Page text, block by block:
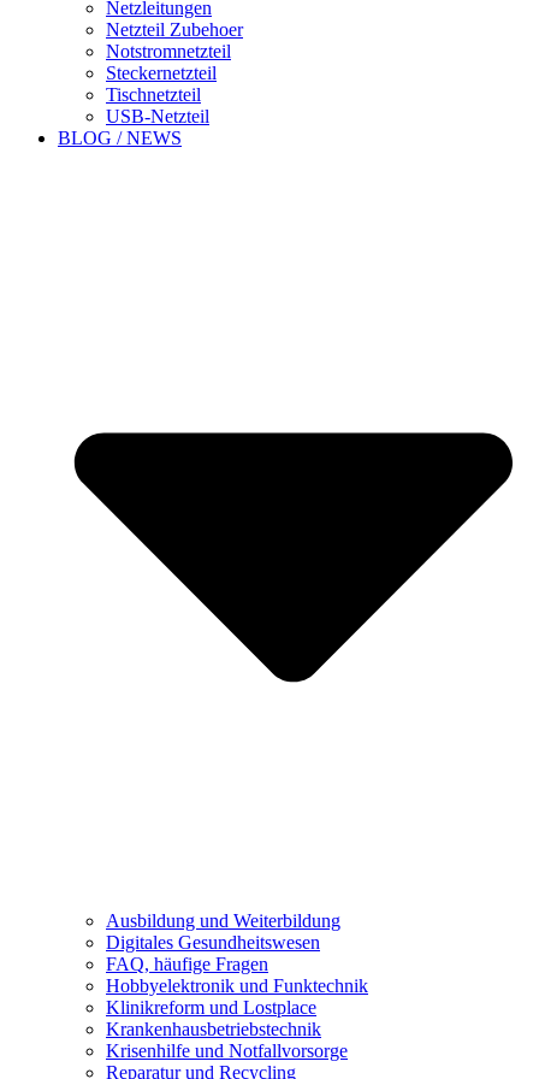
Netzleitungen
Netzteil Zubehoer
Notstromnetzteil
Steckernetzteil
Tischnetzteil
USB-Netzteil
BLOG / NEWS
Ausbildung und Weiterbildung
Digitales Gesundheitswesen
FAQ, häufige Fragen
Hobbyelektronik und Funktechnik
Klinikreform und Lostplace
Krankenhausbetriebstechnik
Krisenhilfe und Notfallvorsorge
Reparatur und Recycling